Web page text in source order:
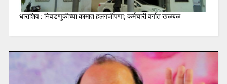
धाराशिव : निवडणुकीच्या कामात हलगर्जीपणा; कर्मचारी वर्गात खळबळ